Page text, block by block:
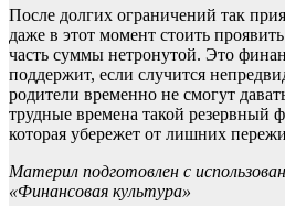
После долгих ограничений так
даже в этот момент стоить
часть суммы нетронутой. Это
поддержит, если случится
родители временно не смогут
трудные времена такой резервный
которая убережет от лишних
Материл подготовлен с
«Финансовая культура»